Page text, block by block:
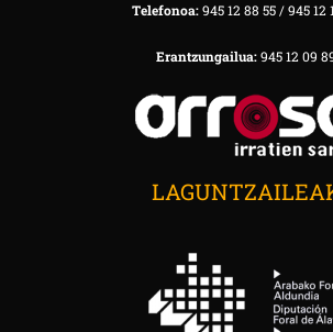
Telefonoa:945 12 88 55 / 945 12
Erantzungailua:945 12 09